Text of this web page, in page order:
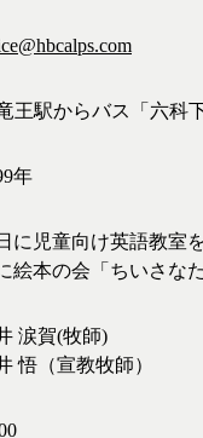
王駅からバス「六科
年
に児童向け英語教室
絵本の会「ちいさな
涙賀(牧師)
悟（宣教牧師）